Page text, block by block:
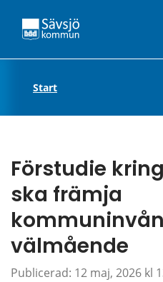
Start
Förstudie
ska främja
välmående
Publicerad: 12 maj, 2026 kl